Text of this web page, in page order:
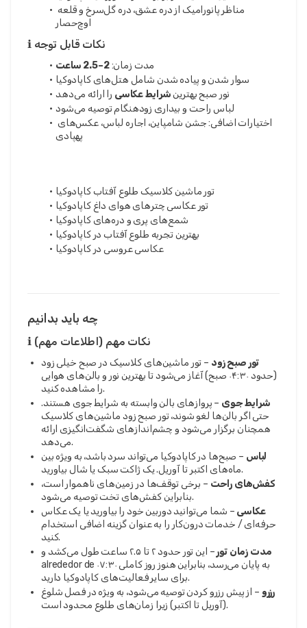
اوچ‌حصار
ℹ️ نکات قابل توجه
مدت زمان: 2–2.5 ساعت
سوار شدن و پیاده شدن شامل هتل‌های کاپادوکیا
نور صبح بهترین شرایط عکاسی را ارائه می‌دهد
لباس راحت و بیداری زودهنگام توصیه می‌شود
پهپادی
تور ماشین کلاسیک طلوع آفتاب کاپادوکیا
تور عکاسی چترهای هوای داغ کاپادوکیا
شمع‌های پری و دره‌های کاپادوکیا
بهترین تجربه طلوع آفتاب در کاپادوکیا
عکاسی عروسی در کاپادوکیا
چه باید بدانیم
ℹ️ نکات مهم (اطلاعات مهم)
تور صبح زود – تور ماشین‌های کلاسیک در صبح خیلی زود
(حدود ۰۴:۳۰ صبح) آغاز می‌شود تا بهترین نور و بالن‌های هوایی
را مشاهده کنید.
شرایط جوی – پروازهای بالن وابسته به شرایط جوی هستند.
حتی اگر بالن‌ها لغو شوند، تور صبح زود ماشین‌های کلاسیک
همچنان برگزار می‌شود و چشم‌اندازهای شگفت‌انگیزی ارائه
می‌دهد.
لباس – صبح‌ها در کاپادوکیا می‌تواند سرد باشد، به ویژه بین
ماه‌های اکتبر تا آوریل. یک ژاکت سبک یا شال بیاورید.
کفش‌های راحت – برخی توقف‌ها در زمین‌های ناهموار است،
بنابراین کفش‌های تخت توصیه می‌شود.
عکاسی – شما می‌توانید دوربین خود را بیاورید یا یک عکاس
حرفه‌ای / خدمات درون‌کار را به عنوان گزینه اضافی استخدام
کنید.
مدت زمان تور
– این تور حدود ۲ تا ۲.۵ ساعت طول می‌کشد و
alrededor de ۰۷:۳۰ به پایان می‌رسد، بنابراین هنوز روز کاملی
برای سایر فعالیت‌های کاپادوکیا دارید.
رزرو – از پیش رزرو کردن توصیه می‌شود، به ویژه در فصل شلوغ
(آوریل تا اکتبر) زیرا زمان‌های طلوع محدود است.